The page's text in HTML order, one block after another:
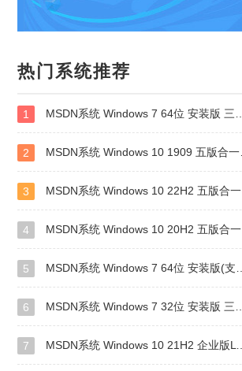
热门系统推荐
1 MSDN系统 Windows 7 64位 安装版 三版合一
2 MSDN系统 Windows 10 1909 五版合一 64位 安装版
3 MSDN系统 Windows 10 22H2 五版合一 64位 安装版
4 MSDN系统 Windows 10 20H2 五版合一 64位 安装版
5 MSDN系统 Windows 7 64位 安装版(支持intel&amd最新硬件)
6 MSDN系统 Windows 7 32位 安装版 三版合一
7 MSDN系统 Windows 10 21H2 企业版LTSC 64位 安装版